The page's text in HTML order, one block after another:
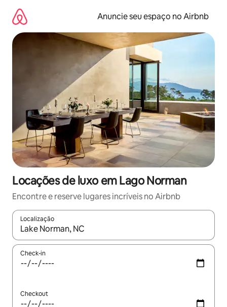
para
conteúdo
Anuncie seu espaço no Airbnb
Locações de luxo em Lago Norman
Encontre e reserve lugares incríveis no Airbnb
Localização
Quando os resultados estiverem disponíveis, explore-os
Check-in
Checkout